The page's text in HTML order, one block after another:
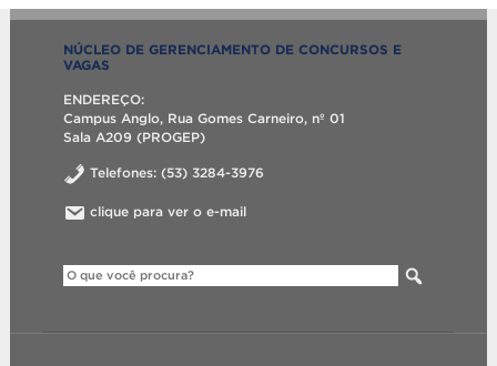
NÚCLEO DE GERENCIAMENTO DE CONCURSOS E
VAGAS
ENDEREÇO:
Campus Anglo, Rua Gomes Carneiro, nº 01
Sala A209 (PROGEP)
Telefones: (53) 3284-3976
clique para ver o e-mail